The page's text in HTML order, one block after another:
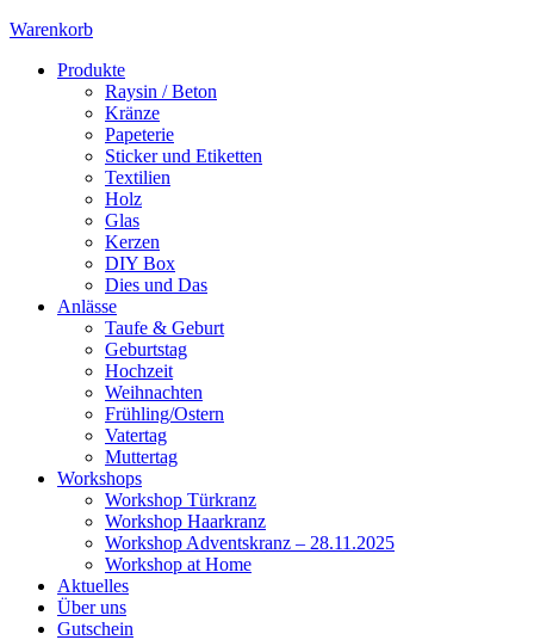
Warenkorb
Produkte
Raysin / Beton
Kränze
Papeterie
Sticker und Etiketten
Textilien
Holz
Glas
Kerzen
DIY Box
Dies und Das
Anlässe
Taufe & Geburt
Geburtstag
Hochzeit
Weihnachten
Frühling/Ostern
Vatertag
Muttertag
Workshops
Workshop Türkranz
Workshop Haarkranz
Workshop Adventskranz – 28.11.2025
Workshop at Home
Aktuelles
Über uns
Gutschein